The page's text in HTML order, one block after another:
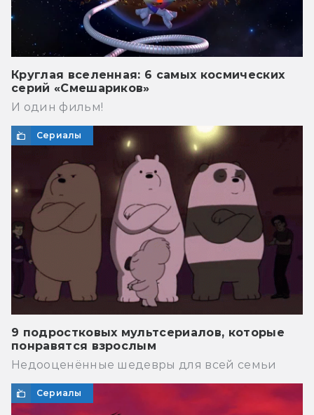
Круглая вселенная: 6 самых космических
серий «Смешариков»
И один фильм!
Сериалы
9 подростковых мультсериалов, которые
понравятся взрослым
Недооценённые шедевры для всей семьи
Сериалы